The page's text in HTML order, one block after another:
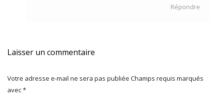
Répondre
Laisser un commentaire
Votre adresse e-mail ne sera pas publiée Champs requis marqués
avec*